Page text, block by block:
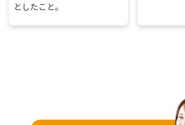
としたこと。